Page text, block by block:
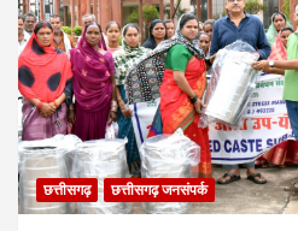
छत्तीसगढ़ छत्तीसगढ़ जनसंपर्क